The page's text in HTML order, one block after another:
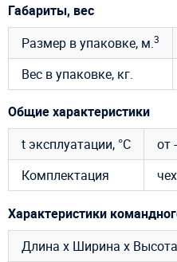
Габариты, вес
Размер в упаковке, м.3
Вес в упаковке, кг.
Общие характеристики
t эксплуатации, °C
от
Комплектация
Характеристики
Длина х Ширина х